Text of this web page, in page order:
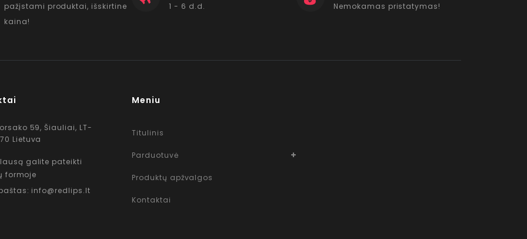
pažįstami produktai, išskirtine
kaina!
1 - 6 d.d. Nemokamas pristatymas!
59, Šiauliai, LT-
Lietuva
galite pateikti
formoje
info@redlips.lt
Meniu
Titulinis
Parduotuvė
Produktų apžvalgos
Kontaktai